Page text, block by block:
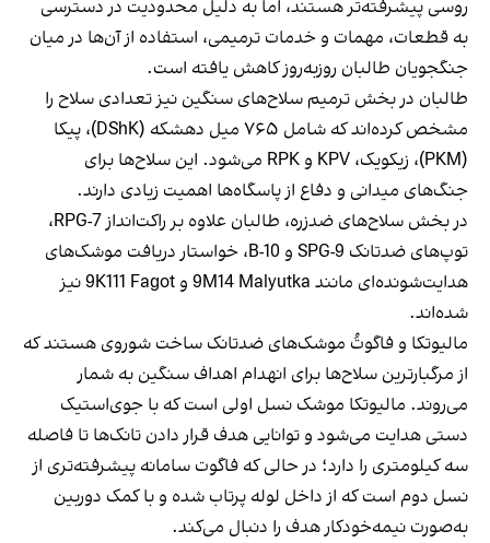
روسی پیشرفته‌تر هستند، اما به دلیل محدودیت در دسترسی
به قطعات، مهمات و خدمات ترمیمی، استفاده از آن‌ها در میان
جنگجویان طالبان روزبه‌روز کاهش یافته است.
طالبان در بخش ترمیم سلاح‌های سنگین نیز تعدادی سلاح را
مشخص کرده‌اند که شامل ۷۶۵ میل دهشکه (DShK)، پیکا
(PKM)، زیکویک، KPV و RPK می‌شود. این سلاح‌ها برای
جنگ‌های میدانی و دفاع از پاسگاه‌ها اهمیت زیادی دارند.
در بخش سلاح‌های ضدزره، طالبان علاوه بر راکت‌انداز RPG-7،
توپ‌های ضدتانک SPG-9 و B-10، خواستار دریافت موشک‌های
هدایت‌شونده‌ای مانند 9M14 Malyutka و 9K111 Fagot نیز
شده‌اند.
مالیوتکا و فاگوتُ موشک‌های ضدتانک ساخت شوروی هستند که
از مرگبارترین سلاح‌ها برای انهدام اهداف سنگین به شمار
می‌روند. مالیوتکا موشک نسل اولی است که با جوی‌استیک
دستی هدایت می‌شود و توانایی هدف قرار دادن تانک‌ها تا فاصله
سه کیلومتری را دارد؛ در حالی که فاگوت سامانه پیشرفته‌تری از
نسل دوم است که از داخل لوله پرتاب شده و با کمک دوربین
به‌صورت نیمه‌خودکار هدف را دنبال می‌کند.